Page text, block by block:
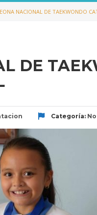
NACIONAL DE TAEKWONDO
DE
Categoría: